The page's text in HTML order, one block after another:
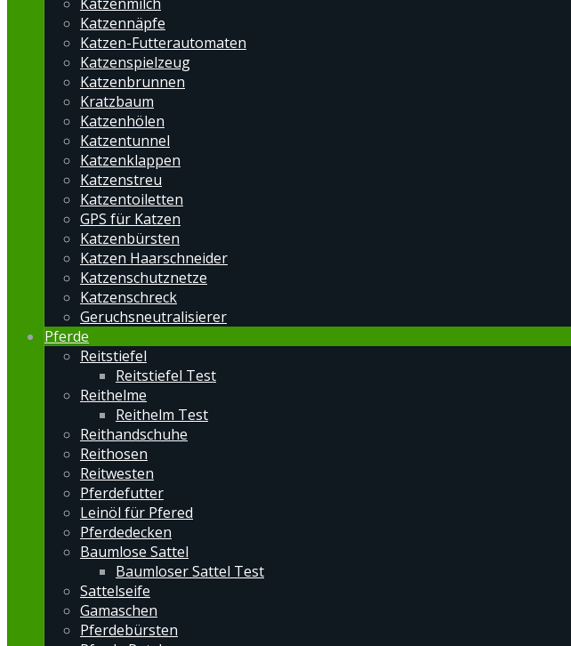
Katzennäpfe
Katzen-Futterautomaten
Katzenspielzeug
Katzenbrunnen
Kratzbaum
Katzenhölen
Katzentunnel
Katzenklappen
Katzenstreu
Katzentoiletten
GPS für Katzen
Katzenbürsten
Katzen Haarschneider
Katzenschutznetze
Katzenschreck
Geruchsneutralisierer
Pferde
Reitstiefel
Reitstiefel Test
Reithelme
Reithelm Test
Reithandschuhe
Reithosen
Reitwesten
Pferdefutter
Leinöl für Pfered
Pferdedecken
Baumlose Sattel
Baumloser Sattel Test
Sattelseife
Gamaschen
Pferdebürsten